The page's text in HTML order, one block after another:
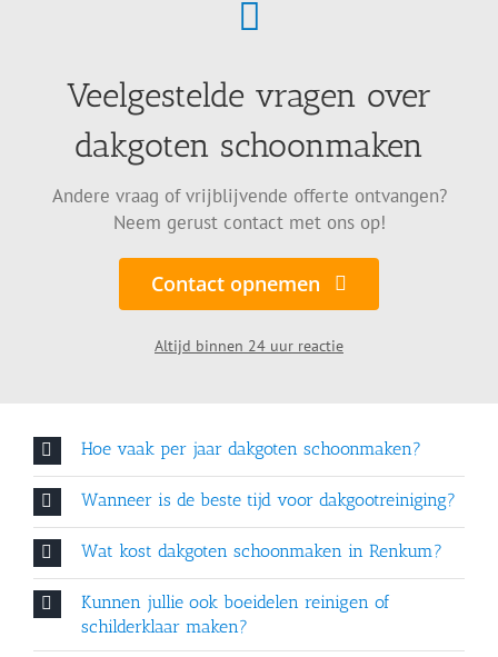
Veelgestelde vragen over
dakgoten schoonmaken
Andere vraag of vrijblijvende offerte ontvangen?
Neem gerust contact met ons op!
Contact opnemen
Altijd binnen 24 uur reactie
Hoe vaak per jaar dakgoten schoonmaken?
Wanneer is de beste tijd voor dakgootreiniging?
Wat kost dakgoten schoonmaken in Renkum?
Kunnen jullie ook boeidelen reinigen of
schilderklaar maken?